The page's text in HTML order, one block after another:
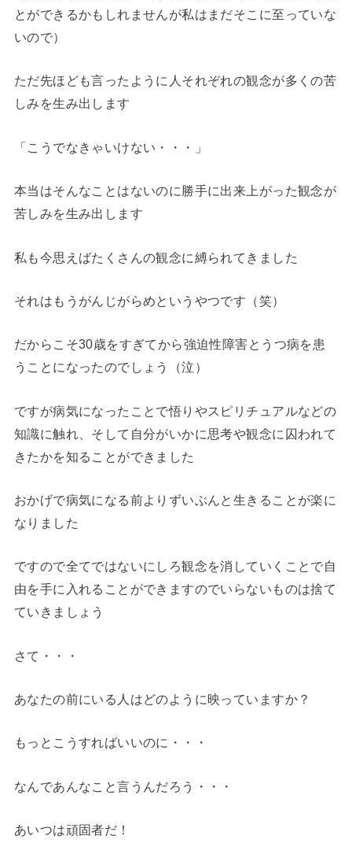
とができるかもしれませんが私はまだそこに至っていな
いので）
ただ先ほども言ったように人それぞれの観念が多くの苦
しみを生み出します
「こうでなきゃいけない・・・」
本当はそんなことはないのに勝手に出来上がった観念が
苦しみを生み出します
私も今思えばたくさんの観念に縛られてきました
それはもうがんじがらめというやつです（笑）
だからこそ30歳をすぎてから強迫性障害とうつ病を患
うことになったのでしょう（泣）
ですが病気になったことで悟りやスピリチュアルなどの
知識に触れ、そして自分がいかに思考や観念に囚われて
きたかを知ることができました
おかげで病気になる前よりずいぶんと生きることが楽に
なりました
ですので全てではないにしろ観念を消していくことで自
由を手に入れることができますのでいらないものは捨て
ていきましょう
さて・・・
あなたの前にいる人はどのように映っていますか？
もっとこうすればいいのに・・・
なんであんなこと言うんだろう・・・
あいつは頑固者だ！